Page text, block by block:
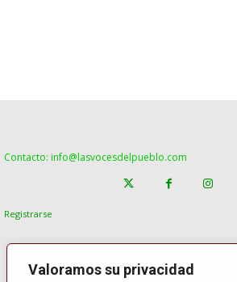
Valoramos su privacidad
Contacto: info@lasvocesdelpueblo.com
Registrarse